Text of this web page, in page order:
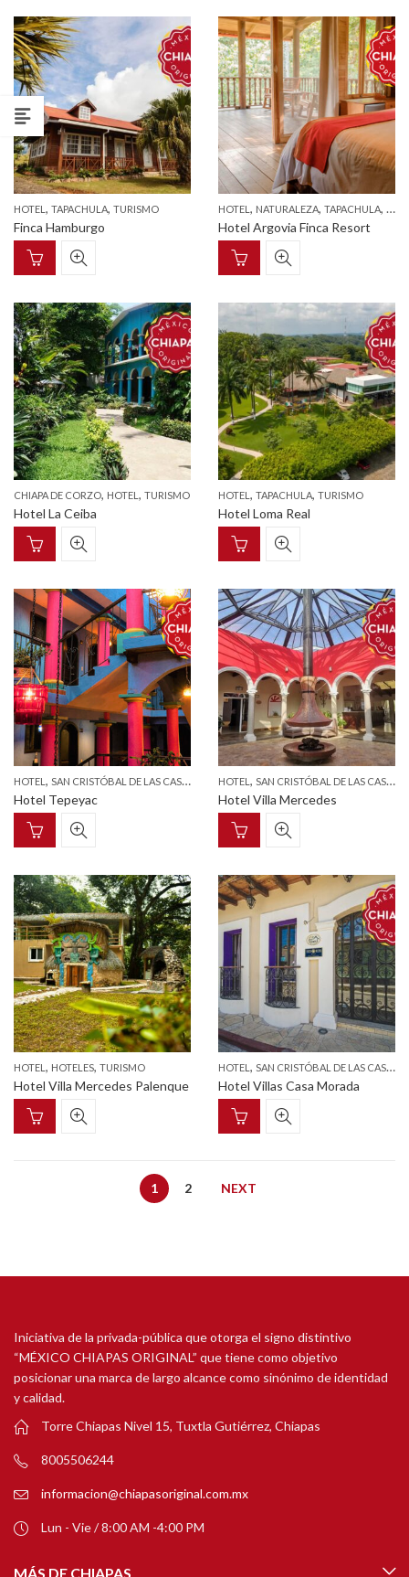
HOTEL , TAPACHULA, TURISMO
Finca Hamburgo
HOTEL , NATURALEZA, TAPACHULA,
Hotel Argovia Finca Resort
CHIAPA DE CORZO, HOTEL , TURISMO
Hotel La Ceiba
HOTEL , TAPACHULA, TURISMO
Hotel Loma Real
HOTEL , SAN CRISTÓBAL DE LAS CASAS TURISMO
Hotel Tepeyac
HOTEL , SAN CRISTÓBAL DE LAS CASAS
Hotel Villa Mercedes
HOTEL , HOTELES, TURISMO
Hotel Villa Mercedes Palenque
HOTEL , SAN CRISTÓBAL DE LAS CASAS
Hotel Villas Casa Morada
1 2 NEXT
Iniciativa de la privada-pública que otorga el signo distintivo
“MÉXICO CHIAPAS ORIGINAL” que tiene como objetivo
posicionar una marca de largo alcance como sinónimo de identidad
y calidad.
Torre Chiapas Nivel 15, Tuxtla Gutiérrez, Chiapas
8005506244
informacion@chiapasoriginal.com.mx
Lun - Vie / 8:00 AM -4:00 PM
MÁS DE CHIAPAS